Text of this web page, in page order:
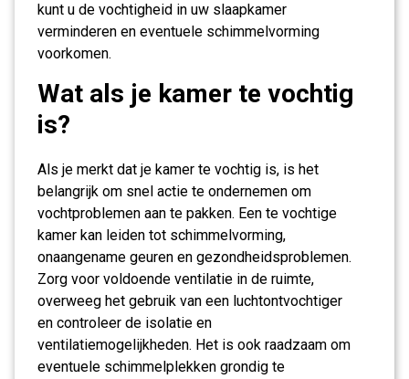
kunt u de vochtigheid in uw slaapkamer
verminderen en eventuele schimmelvorming
voorkomen.
Wat als je kamer te vochtig
is?
Als je merkt dat je kamer te vochtig is, is het
belangrijk om snel actie te ondernemen om
vochtproblemen aan te pakken. Een te vochtige
kamer kan leiden tot schimmelvorming,
onaangename geuren en gezondheidsproblemen.
Zorg voor voldoende ventilatie in de ruimte,
overweeg het gebruik van een luchtontvochtiger
en controleer de isolatie en
ventilatiemogelijkheden. Het is ook raadzaam om
eventuele schimmelplekken grondig te